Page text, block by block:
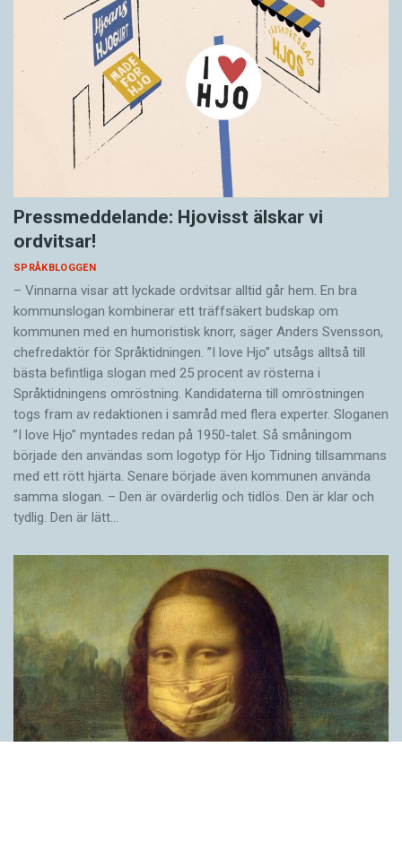
Pressmeddelande: Hjovisst älskar vi
ordvitsar!
SPRÅKBLOGGEN
– Vinnarna visar att lyckade ordvitsar alltid går hem. En bra
kommunslogan kombinerar ett träffsäkert budskap om
kommunen med en humoristisk knorr, säger Anders Svensson,
chefredaktör för Språktidningen. ”I love Hjo” utsågs alltså till
bästa befintliga slogan med 25 procent av rösterna i
Språktidningens omröstning. Kandidaterna till omröstningen
togs fram av redaktionen i samråd med flera experter. Sloganen
”I love Hjo” myntades redan på 1950-talet. Så småningom
började den användas som logotyp för Hjo Tidning tillsammans
med ett rött hjärta. Senare började även kommunen använda
samma slogan. – Den är ovärderlig och tidlös. Den är klar och
tydlig. Den är lätt…